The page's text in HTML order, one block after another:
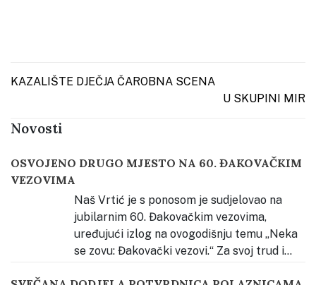
Post navigation
KAZALIŠTE DJEČJA ČAROBNA SCENA
U SKUPINI MIR
Novosti
OSVOJENO DRUGO MJESTO NA 60. ĐAKOVAČKIM
VEZOVIMA
Naš Vrtić je s ponosom je sudjelovao na
jubilarnim 60. Đakovačkim vezovima,
uređujući izlog na ovogodišnju temu „Neka
se zovu: Đakovački vezovi.“ Za svoj trud i